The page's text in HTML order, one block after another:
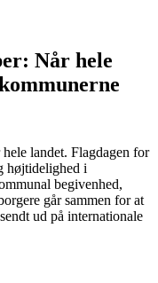
Når hele
landet. Flagdagen for
højtidelighed i
begivenhed,
går sammen for at
ud på internationale